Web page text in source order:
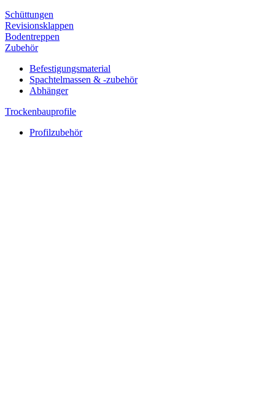
Schüttungen
Revisionsklappen
Bodentreppen
Zubehör
Befestigungsmaterial
Spachtelmassen & -zubehör
Abhänger
Trockenbauprofile
Profilzubehör